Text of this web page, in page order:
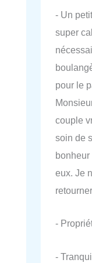
- Un
super
pour le
couple
soin de
bonheur
eux. Je
-
-